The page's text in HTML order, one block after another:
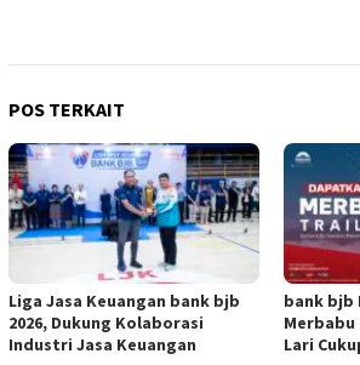
POS TERKAIT
Liga Jasa Keuangan bank bjb
2026, Dukung Kolaborasi
Industri Jasa Keuangan
bank bjb
Merbabu
Lari